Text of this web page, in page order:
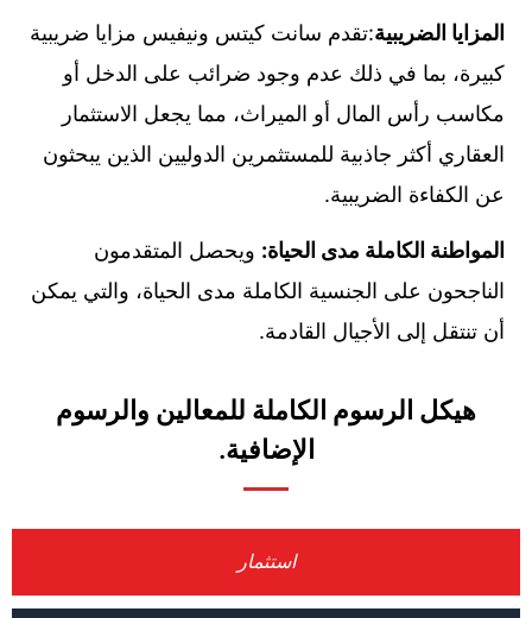
المزايا الضريبية:تقدم سانت كيتس ونيفيس مزايا ضريبية
كبيرة، بما في ذلك عدم وجود ضرائب على الدخل أو
مكاسب رأس المال أو الميراث، مما يجعل الاستثمار
العقاري أكثر جاذبية للمستثمرين الدوليين الذين يبحثون
عن الكفاءة الضريبية.
المواطنة الكاملة مدى الحياة:ويحصل المتقدمون
الناجحون على الجنسية الكاملة مدى الحياة، والتي يمكن
أن تنتقل إلى الأجيال القادمة.
هيكل الرسوم الكاملة للمعالين والرسوم
الإضافية.
استثمار